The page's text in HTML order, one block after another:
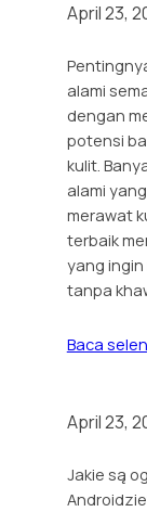
April 23,
alami
dengan
potensi
kulit.
alami
merawat
terbaik
yang
tanpa
Baca
April 23,
Jakie są